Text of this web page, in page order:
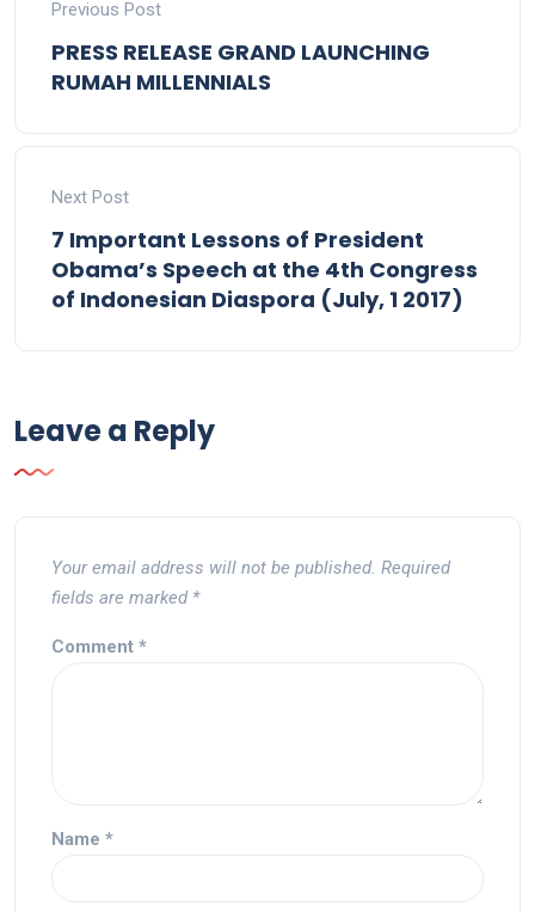
Previous Post
PRESS RELEASE GRAND LAUNCHING
RUMAH MILLENNIALS
Next Post
7 Important Lessons of President
Obama’s Speech at the 4th Congress
of Indonesian Diaspora (July, 1 2017)
Leave a Reply
Your email address will not be published. Required
fields are marked *
Comment *
Name *